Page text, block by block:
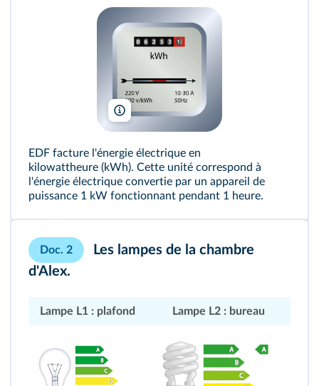
Milagli/Shutterstock
EDF facture l'énergie électrique en
kilowattheure (kWh). Cette unité correspond à
l'énergie électrique convertie par un appareil de
puissance 1 kW fonctionnant pendant 1 heure.
Doc. 2
Les lampes de la chambre
d'Alex.
Lampe L1 : plafond Lampe L2 : bureau